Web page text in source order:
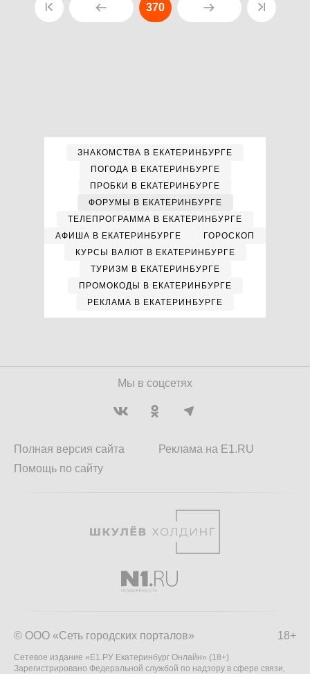
370
ЗНАКОМСТВА В ЕКАТЕРИНБУРГЕ
ПОГОДА В ЕКАТЕРИНБУРГЕ
ПРОБКИ В ЕКАТЕРИНБУРГЕ
ФОРУМЫ В ЕКАТЕРИНБУРГЕ
ТЕЛЕПРОГРАММА В ЕКАТЕРИНБУРГЕ
АФИША В ЕКАТЕРИНБУРГЕ
ГОРОСКОП
КУРСЫ ВАЛЮТ В ЕКАТЕРИНБУРГЕ
ТУРИЗМ В ЕКАТЕРИНБУРГЕ
ПРОМОКОДЫ В ЕКАТЕРИНБУРГЕ
РЕКЛАМА В ЕКАТЕРИНБУРГЕ
Мы в соцсетях
Полная версия сайта
Помощь по сайту
Реклама на E1.RU
18+
© ООО «Сеть городских порталов»
Сетевое издание «Е1.РУ Екатеринбург Онлайн» (18+)
Зарегистрировано Федеральной службой по надзору в сфере связи,